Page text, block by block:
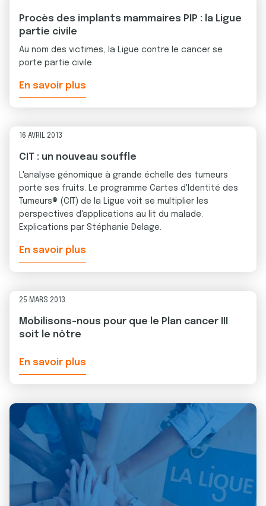
Procès des implants mammaires PIP : la Ligue
partie civile
Au nom des victimes, la Ligue contre le cancer se
porte partie civile.
En savoir plus
16 AVRIL 2013
CIT : un nouveau souffle
L'analyse génomique à grande échelle des tumeurs
porte ses fruits. Le programme Cartes d'Identité des
Tumeurs® (CIT) de la Ligue voit se multiplier les
perspectives d'applications au lit du malade.
Explications par Stéphanie Delage.
En savoir plus
25 MARS 2013
Mobilisons-nous pour que le Plan cancer III
soit le nôtre
En savoir plus